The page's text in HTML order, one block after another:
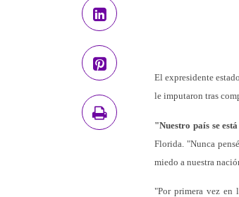
El expresidente
le imputaron tras
"Nuestro país se
Florida. "Nunca
miedo a nuestra
"Por primera vez en